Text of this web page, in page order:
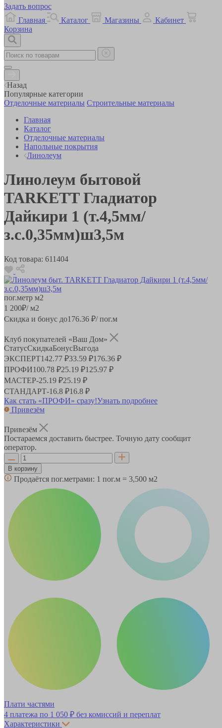
Задать вопрос
Главная
Каталог Магазины
Кабинет
Корзина
Назад
Популярные категории
Отделочные материалы Строительные материалы
Главная
Каталог
Отделочные материалы
Напольные покрытия
Линолеум
Линолеум бытовой
TARKETT Гладиатор
Дайкири 1 (т.4,5мм/
з.с.0,35мм)ш3,5м
Код товара: 611404
пог.метр м2
1 200₽/ м2
Скидка и бонус до176.36 ₽/ пог.м
Клуб покупателей «Ваш Дом»
СтатусСкидкаБонусВыгода
ЭКСПЕРТ142.77 ₽33.59 ₽176.36 ₽
ПРОФИ100.78 ₽25.19 ₽125.97 ₽
МАСТЕР-25.19 ₽25.19 ₽
СТАНДАРТ-16.8 ₽16.8 ₽
Как стать «ПРОФИ» сразу!Узнать подробнее
Привезём
Привезём
Постараемся доставить быстрее. Точную дату сообщит
оператор.
В корзину
Продаётся пог.метрами: 1 пог.м = 3,500 м2
Плати частями
4 платежа по 1 050 ₽ без комиссий и переплат
Характеристики